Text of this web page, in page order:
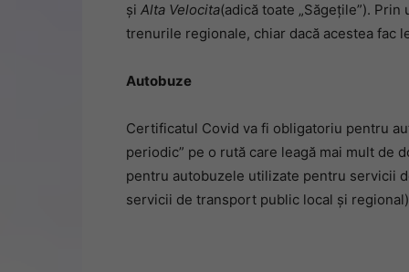
și Alta Velocita​​(adică toate „Săgețile”).
trenurile regionale, chiar dacă acestea fac
Autobuze
Certificatul Covid va fi obligatoriu pentru
periodic” pe o rută care leagă mai mult de
pentru autobuzele utilizate pentru servicii
servicii de transport public local și